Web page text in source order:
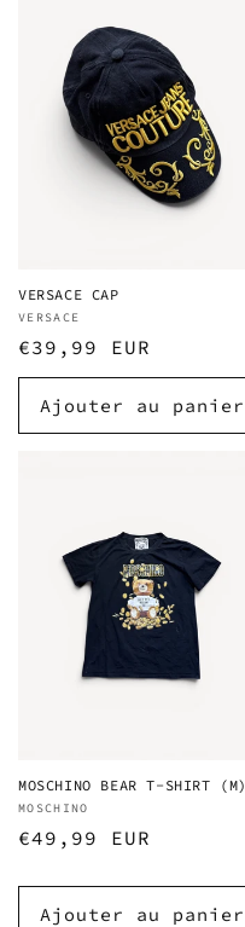
:
VERSACE CAP
Fournisseur :
VERSACE
Prix
habituel
€39,99 EUR
Ajouter au panier
MOSCHINO BEAR T-SHIRT (M)
Fournisseur :
MOSCHINO
Prix
€49,99 EUR
Ajouter au panier